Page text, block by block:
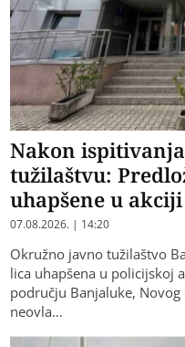
Nakon
tužilaštvu:
uhapšene u akciji
07.08.2026. | 14:20
Okružno javno tužilaštvo
lica uhapšena u policijskoj
području Banjaluke,
neovla…